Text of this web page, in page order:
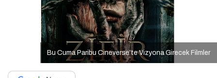
Bu Cuma Paribu Cineverse’te Vizyona Girecek Filmler